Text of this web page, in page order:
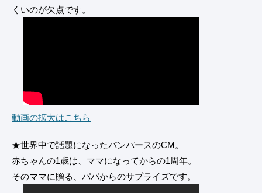
くいのが欠点です。
動画の拡大はこちら
★世界中で話題になったパンパースのCM。
赤ちゃんの1歳は、ママになってからの1周年。
そのママに贈る、パパからのサプライズです。